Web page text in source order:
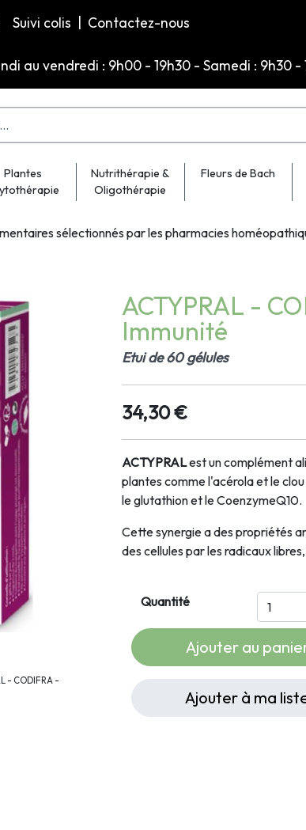
Suivi colis Contactez-nous
au vendredi : 9h00 - 19h30 - Samedi : 9h30 -
Plantes
Nutrithérapie &
Oligothérapie
Fleurs de Bach
sélectionnés par les pharmacies
- CODIFRA -
ACTYPRAL -
Immunité
Etui de 60 gélules
34,30 €
ACTYPRALest un complément
plantes comme l'acérola et le
le glutathion et le CoenzymeQ10.
Cette synergie a des propriétés
des cellules par les radicaux
Quantité
Ajouter au
Ajouter à ma